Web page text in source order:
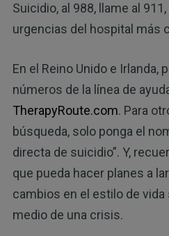
Suicidio, al 988, llame al
urgencias del hospital más
En el Reino Unido e Irlanda,
números de la línea de
TherapyRoute.com. Para
búsqueda, solo ponga el
directa de suicidio”. Y,
que pueda hacer planes a
cambios en el estilo de
medio de una crisis.